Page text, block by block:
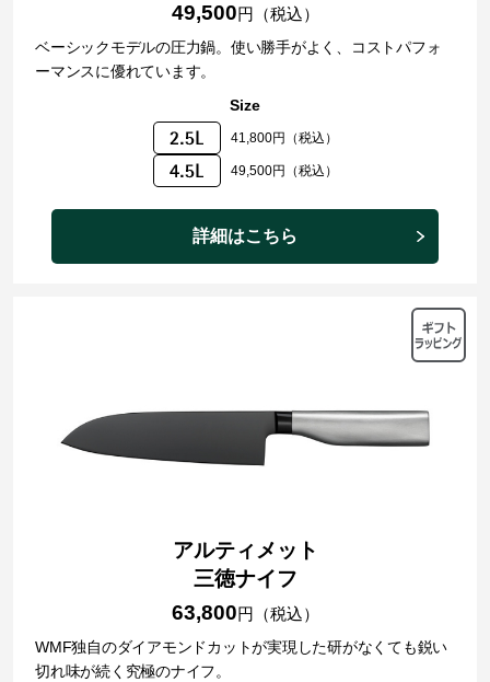
49,500円（税込）
ベーシックモデルの圧力鍋。使い勝手がよく、コストパフォ
ーマンスに優れています。
Size
41,800円（税込）
49,500円（税込）
詳細はこちら
アルティメット
三徳ナイフ
63,800円（税込）
WMF独自のダイアモンドカットが実現した研がなくても鋭い
切れ味が続く究極のナイフ。